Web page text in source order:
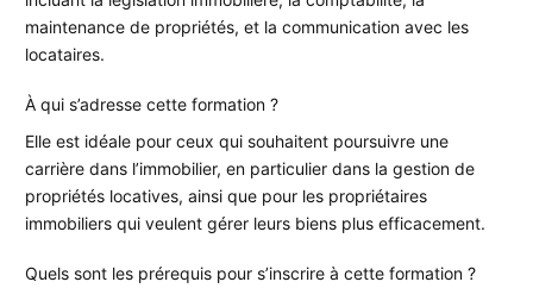
maintenance de propriétés, et la communication avec les
locataires.
À qui s’adresse cette formation ?
Elle est idéale pour ceux qui souhaitent poursuivre une
carrière dans l’immobilier, en particulier dans la gestion de
propriétés locatives, ainsi que pour les propriétaires
immobiliers qui veulent gérer leurs biens plus efficacement.
Quels sont les prérequis pour s’inscrire à cette formation ?